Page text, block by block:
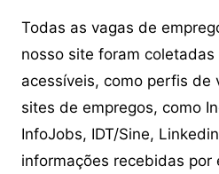
Todas as vagas de
nosso site foram
acessíveis, como perfis de
sites de empregos, como
InfoJobs, IDT/Sine,
informações recebidas